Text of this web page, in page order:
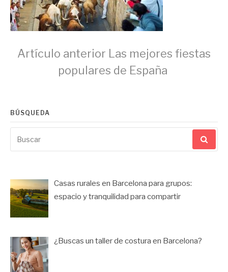
Seguir
Artículo anterior Las mejores fiestas
populares de España
BÚSQUEDA
por:
Casas rurales en Barcelona para grupos:
espacio y tranquilidad para compartir
¿Buscas un taller de costura en Barcelona?